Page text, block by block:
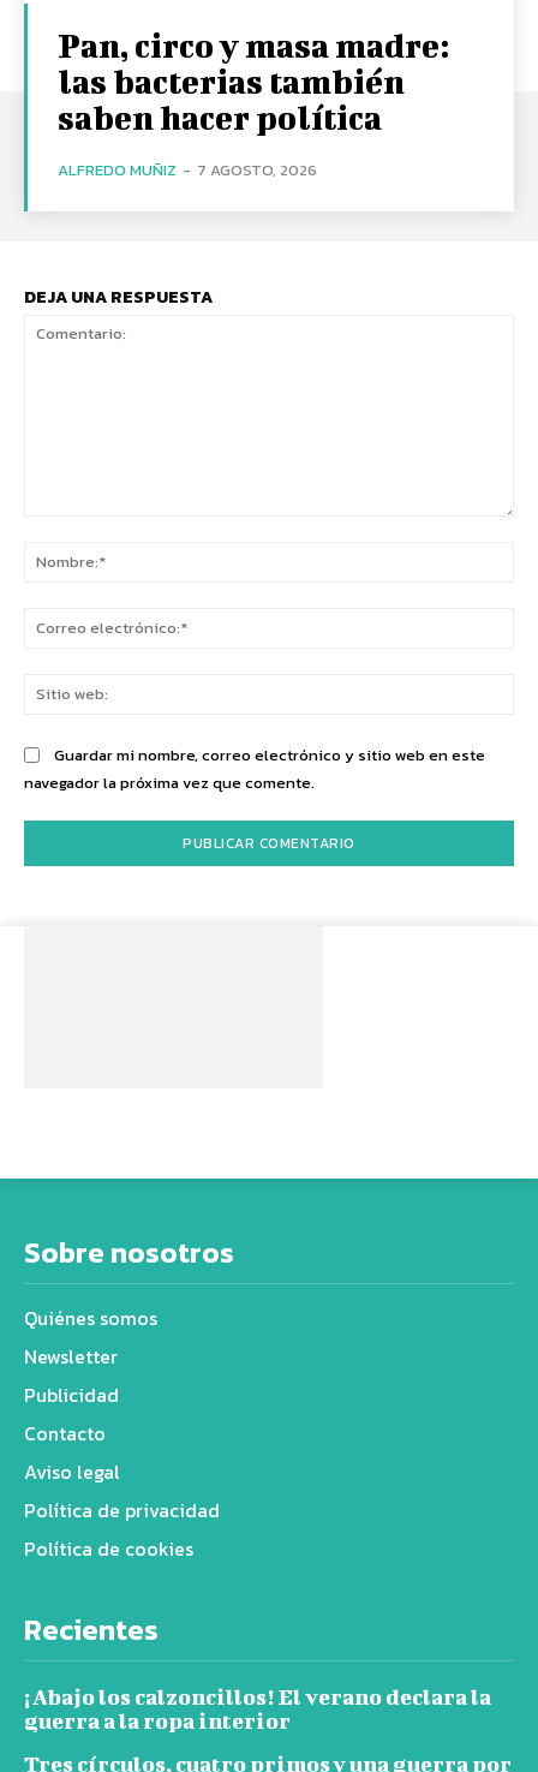
Pan, circo y masa madre:
las bacterias también
saben hacer política
ALFREDO MUÑIZ - 7 AGOSTO, 2026
DEJA UNA RESPUESTA
Guardar mi nombre, correo electrónico y sitio web en este
navegador la próxima vez que comente.
Sobre nosotros
Quiénes somos
Newsletter
Publicidad
Contacto
Aviso legal
Política de privacidad
Política de cookies
Recientes
¡Abajo los calzoncillos! El verano declara la
guerra a la ropa interior
Tres círculos, cuatro primos y una guerra por